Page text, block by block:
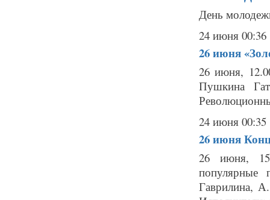
День
24 июня 00:36
26 июня
26 июня,
Пушкина
24 июня 00:35
26 июня
26 июня,
Гаврилина,